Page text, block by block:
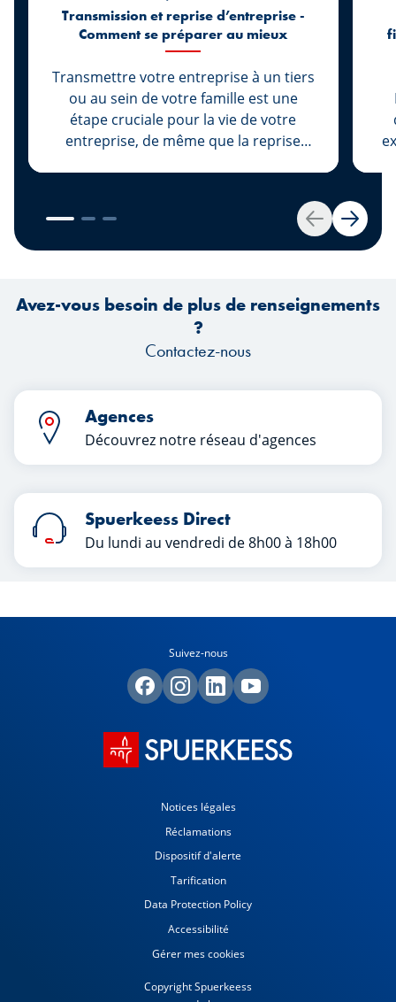
Retour
Transmission et reprise d’entreprise -
Comment se préparer au mieux
Transmettre votre entreprise à un tiers
ou au sein de votre famille est une
étape cruciale pour la vie de votre
entreprise, de même que la reprise
Chez Spuerkeess, ces deux démarches
importantes se font tout en étant
conseillé et accompagné par des
et Franck Alter, tous deux conseillers en
transmission d’entreprise au sein de
Spuerkeess, vous dévoilent les clés
article. Bonne lecture !
Avez-vous besoin de plus de renseignements
?
Contactez-nous
Agences
Découvrez notre réseau d'agences
Spuerkeess Direct
Du lundi au vendredi de 8h00 à 18h00
Suivez-nous
Notices légales
Réclamations
Dispositif d'alerte
Tarification
Data Protection Policy
Accessibilité
Gérer mes cookies
Copyright Spuerkeess